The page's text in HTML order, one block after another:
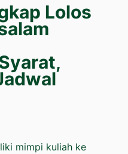
Lolos
mimpi kuliah ke